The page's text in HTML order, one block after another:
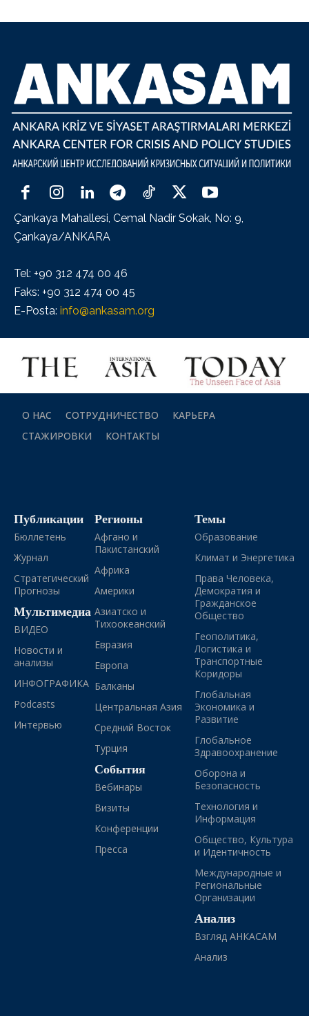
Çankaya Mahallesi, Cemal Nadir Sokak, No: 9,
Çankaya/ANKARA
Tel: +90 312 474 00 46
Faks: +90 312 474 00 45
E-Posta: info@ankasam.org
О НАС СОТРУДНИЧЕСТВО
КАРЬЕРА
СТАЖИРОВКИ
КОНТАКТЫ
Публикации
Бюллетень
Журнал
Стратегический
Прогнозы
Мультимедиа
ВИДЕО
Новости и
анализы
ИНФОГРАФИКА
Podcasts
Интервью
Регионы
Афгано и
Пакистанский
Африка
Америки
Азиатско и
Тихоокеанский
Евразия
Европа
Балканы
Центральная Азия
Средний Восток
Турция
События
Вебинары
Визиты
Конференции
Пресса
Темы
Образование
Климат и Энергетика
Права Человека,
Демократия и
Гражданское
Общество
Геополитика,
Логистика и
Транспортные
Коридоры
Глобальная
Экономика и
Развитие
Глобальное
Здравоохранение
Оборона и
Безопасность
Технология и
Информация
Общество, Культура
и Идентичность
Международные и
Региональные
Организации
Анализ
Взгляд АНКАСАМ
Анализ